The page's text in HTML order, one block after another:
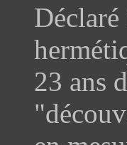
23 ans